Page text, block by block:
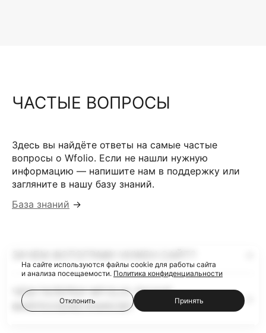
ЧАСТЫЕ ВОПРОСЫ
Здесь вы найдёте ответы на самые частые
вопросы о Wfolio. Если не нашли нужную
информацию — напишите нам в поддержку или
загляните в нашу базу знаний.
База знаний →
ЧЕМ ГАЛЕРЕИ WFOLIO ЛУЧШЕ
ФАЙЛООБМЕННИКОВ?
На сайте используются файлы cookie для работы сайта
и анализа посещаемости. Политика конфиденциальности
Отклонить Принять